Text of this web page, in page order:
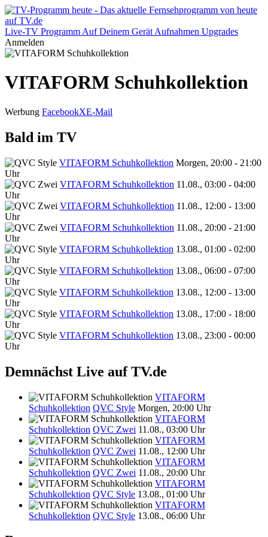
Live-TV Programm Auf Deinem Gerät Aufnahmen Upgrades
Anmelden
VITAFORM Schuhkollektion
Werbung FacebookXE-Mail
Bald im TV
VITAFORM Schuhkollektion Morgen, 20:00 - 21:00
Uhr
VITAFORM Schuhkollektion 11.08., 03:00 - 04:00
Uhr
VITAFORM Schuhkollektion 11.08., 12:00 - 13:00
Uhr
VITAFORM Schuhkollektion 11.08., 20:00 - 21:00
Uhr
VITAFORM Schuhkollektion 13.08., 01:00 - 02:00
Uhr
VITAFORM Schuhkollektion 13.08., 06:00 - 07:00
Uhr
VITAFORM Schuhkollektion 13.08., 12:00 - 13:00
Uhr
VITAFORM Schuhkollektion 13.08., 17:00 - 18:00
Uhr
VITAFORM Schuhkollektion 13.08., 23:00 - 00:00
Uhr
Demnächst Live auf TV.de
VITAFORM
Schuhkollektion QVC Style Morgen, 20:00 Uhr
VITAFORM
Schuhkollektion QVC Zwei 11.08., 03:00 Uhr
VITAFORM
Schuhkollektion QVC Zwei 11.08., 12:00 Uhr
VITAFORM
Schuhkollektion QVC Zwei 11.08., 20:00 Uhr
VITAFORM
Schuhkollektion QVC Style 13.08., 01:00 Uhr
VITAFORM
Schuhkollektion QVC Style 13.08., 06:00 Uhr